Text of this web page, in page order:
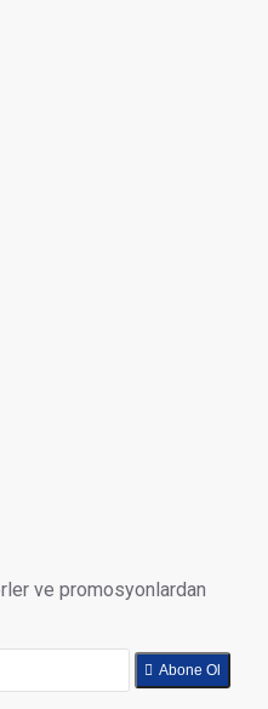
ve promosyonlardan
Abone Ol